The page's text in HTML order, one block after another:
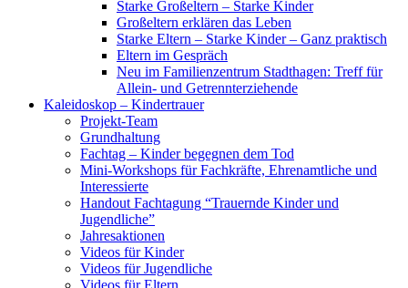
Starke Großeltern – Starke Kinder
Großeltern erklären das Leben
Starke Eltern – Starke Kinder – Ganz praktisch
Eltern im Gespräch
Neu im Familienzentrum Stadthagen: Treff für
Allein- und Getrennterziehende
Kaleidoskop – Kindertrauer
Projekt-Team
Grundhaltung
Fachtag – Kinder begegnen dem Tod
Mini-Workshops für Fachkräfte, Ehrenamtliche und
Interessierte
Handout Fachtagung “Trauernde Kinder und
Jugendliche”
Jahresaktionen
Videos für Kinder
Videos für Jugendliche
Videos für Eltern